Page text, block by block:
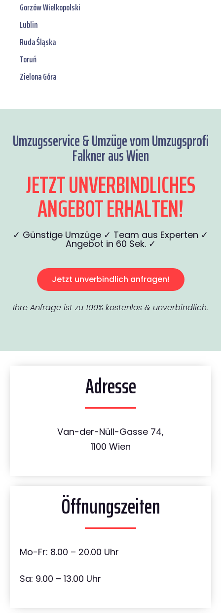
Gorzów Wielkopolski
Lublin
Ruda Śląska
Toruń
Zielona Góra
Umzugsservice & Umzüge vom Umzugsprofi
Falkner aus Wien
JETZT UNVERBINDLICHES
ANGEBOT ERHALTEN!
✓ Günstige Umzüge ✓ Team aus Experten ✓
Angebot in 60 Sek. ✓
Jetzt unverbindlich anfragen!
Ihre Anfrage ist zu 100% kostenlos & unverbindlich.
Adresse
Van-der-Nüll-Gasse 74,
1100 Wien
Öffnungszeiten
Mo-Fr: 8.00 – 20.00 Uhr
Sa: 9.00 – 13.00 Uhr